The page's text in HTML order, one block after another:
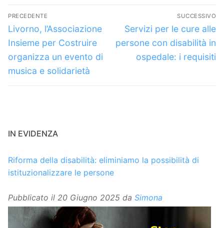
Navigazione
articoli
PRECEDENTE
Articolo
precedente:
Livorno, l’Associazione
Insieme per Costruire
organizza un evento di
musica e solidarietà
SUCCESSIVO
Articolo
successivo:
Servizi per le cure alle
persone con disabilità in
ospedale: i requisiti
IN EVIDENZA
Riforma della disabilità: eliminiamo la possibilità di
istituzionalizzare le persone
Pubblicato il 20 Giugno 2025 da Simona